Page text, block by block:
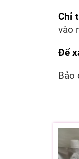
Chỉ
vào
Để
Bảo